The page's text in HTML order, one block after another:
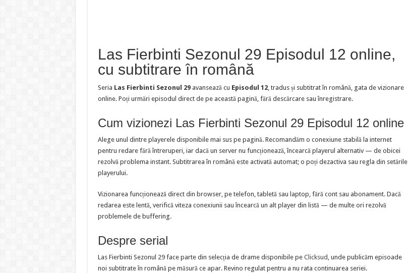
Las Fierbinti Sezonul 29 Episodul 12 online,
cu subtitrare în română
Seria Las Fierbinti Sezonul 29avansează cu Episodul 12, tradus și subtitrat în română, gata de vizionare
online. Poți urmări episodul direct de pe această pagină, fără descărcare sau înregistrare.
Cum vizionezi Las Fierbinti Sezonul 29 Episodul 12 online
Alege unul dintre playerele disponibile mai sus pe pagină. Recomandăm o conexiune stabilă la internet
pentru redare fără întreruperi, iar dacă un server nu funcționează, încearcă playerul alternativ — de obicei
rezolvă problema instant. Subtitrarea în română este activată automat; o poți dezactiva sau regla din setările
playerului.
Vizionarea funcționează direct din browser, pe telefon, tabletă sau laptop, fără cont sau abonament. Dacă
redarea este lentă, verifică viteza conexiunii sau încearcă un alt player din listă — de multe ori rezolvă
problemele de buffering.
Despre serial
Las Fierbinti Sezonul 29 face parte din selecția de drame disponibile pe Clicksud , unde publicăm episoade
noi subtitrate în română pe măsură ce apar. Revino regulat pentru a nu rata continuarea seriei.